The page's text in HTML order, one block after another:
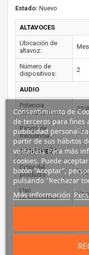
Estado: Nuevo
ALTAVOCES
Ubicación de
altavoz:
Número de
dispositivos:
2
AUDIO
Potencia
estimada RMS:
20
Rango de
frecuencia:
20 -
DESEMPEÑO
Color del
producto:
Uso
recomendado:
Consentimiento de
de terceros para fines
publicidad
partir de sus hábitos
visitadas). Para más
cookies. Puede
botón “Aceptar”,
pulsando "Rechazar
Más información